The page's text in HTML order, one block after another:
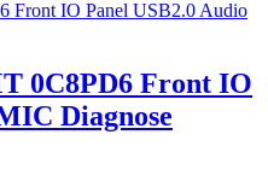
0C8PD6 Front IO
Diagnose